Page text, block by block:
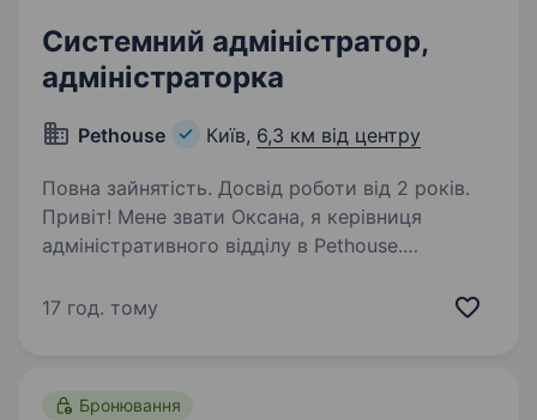
Системний адміністратор,
адміністраторка
Pethouse Київ, 6,3 км від центру
Повна зайнятість. Досвід роботи від 2 років.
Привіт! Мене звати Оксана, я керівниця
адміністративного відділу в Pethouse.
я шукаю у свою команду системного
17 год. тому
Бронювання